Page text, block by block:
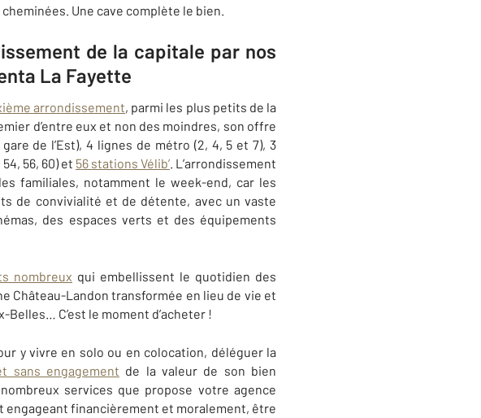
Une cave complète le bien.
de la capitale par nos
La Fayette
arrondissement, parmi les plus petits de la
d’entre eux et non des moindres, son offre
de l’Est), 4 lignes de métro (2, 4, 5 et 7), 3
54, 56, 60) et 56 stations Vélib’. L’arrondissement
familiales, notamment le week-end, car les
de convivialité et de détente, avec un vaste
des espaces verts et des équipements
nombreux qui embellissent le quotidien des
Château-Landon transformée en lieu de vie et
C’est le moment d’acheter !
y vivre en solo ou en colocation, déléguer la
sans engagement de la valeur de son bien
services que propose votre agence
engageant financièrement et moralement, être